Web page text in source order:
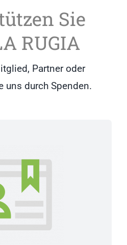
Sie
RUGIA
Partner oder
uns durch Spenden.